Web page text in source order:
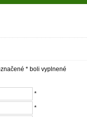
* boli vyplnené
*
*